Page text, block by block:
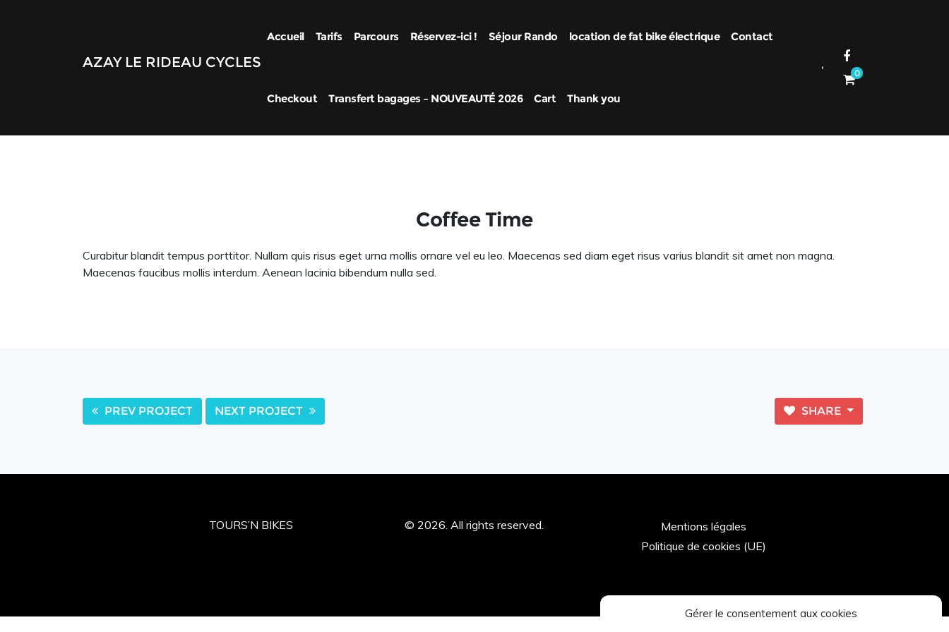
Gérer le consentement aux cookies
AZAY LE RIDEAU CYCLES
Accueil Tarifs Parcours Réservez-ici ! Séjour Rando location de fat bike électrique Contact
Checkout Transfert bagages – NOUVEAUTÉ 2026 Cart Thank you
0
Coffee Time
Curabitur blandit tempus porttitor. Nullam quis risus eget urna mollis ornare vel eu leo. Maecenas sed diam eget risus varius blandit sit amet non magna.
Maecenas faucibus mollis interdum. Aenean lacinia bibendum nulla sed.
PREV PROJECT NEXT PROJECT SHARE
TOURS’N BIKES © 2026. All rights reserved.
Mentions légales
Politique de cookies (UE)